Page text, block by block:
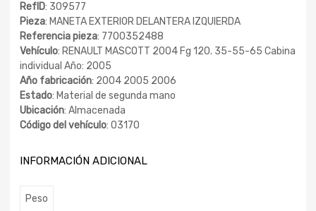
RefID: 309577
Pieza: MANETA EXTERIOR DELANTERA IZQUIERDA
Referencia pieza: 7700352488
Vehículo: RENAULT MASCOTT 2004 Fg 120. 35-55-65 Cabina
individual Año: 2005
Año fabricación: 2004 2005 2006
Estado: Material de segunda mano
Ubicación: Almacenada
Código del vehículo: 03170
INFORMACIÓN ADICIONAL
Peso